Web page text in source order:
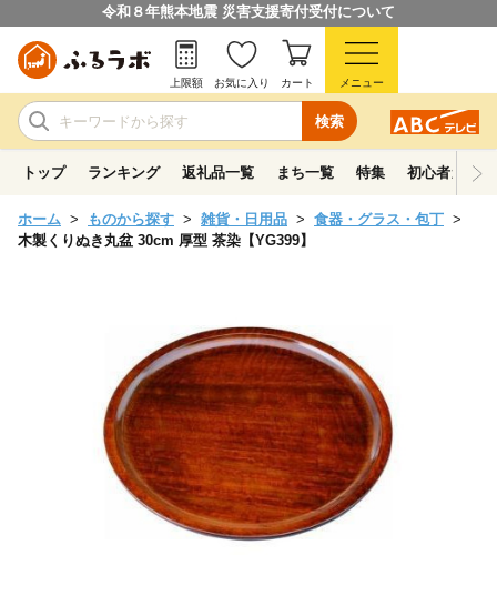
令和８年熊本地震 災害支援寄付受付について
検索
上限額 お気に入り カート メニュー
トップ ランキング 返礼品一覧 まち一覧 特集 初心者ガイド
ホーム ものから探す 雑貨・日用品
食器・グラス・包丁
木製くりぬき丸盆 30cm 厚型 茶染【YG399】